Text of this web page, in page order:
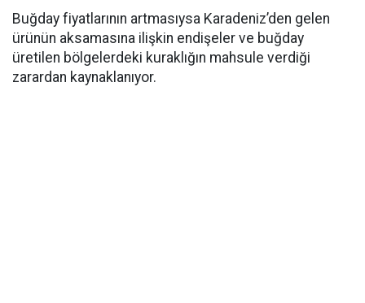
Buğday fiyatlarının artmasıysa Karadeniz’den gelen
ürünün aksamasına ilişkin endişeler ve buğday
üretilen bölgelerdeki kuraklığın mahsule verdiği
zarardan kaynaklanıyor.